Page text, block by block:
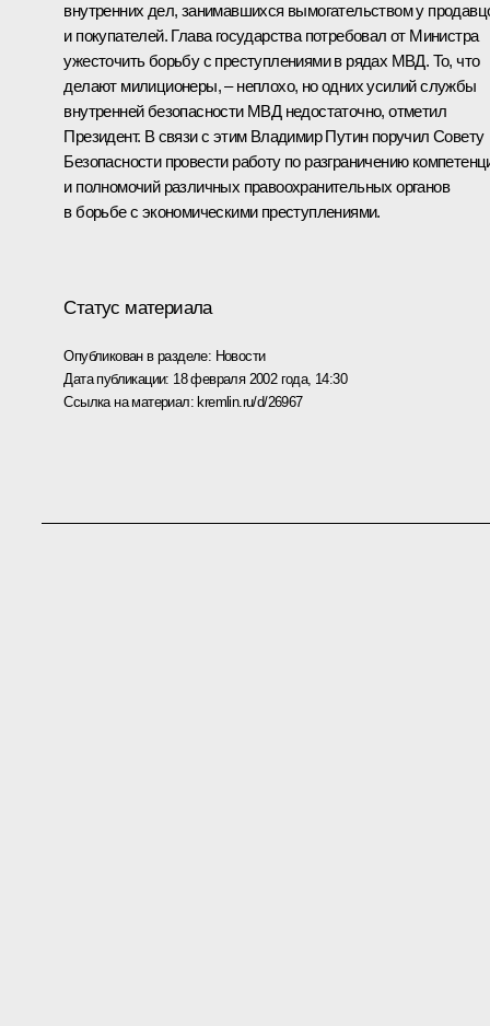
внутренних дел, занимавшихся вымогательством у
и покупателей. Глава государства потребовал от Министра
ужесточить борьбу с преступлениями в рядах МВД. То, что
делают милиционеры, – неплохо, но одних усилий службы
внутренней безопасности МВД недостаточно, отметил
Президент. В связи с этим Владимир Путин поручил Совету
Безопасности провести работу по разграничению
и полномочий различных правоохранительных органов
в борьбе с экономическими преступлениями.
Статус материала
Опубликован в разделе: Новости
Дата публикации: 18 февраля 2002 года, 14:30
Ссылка на материал:kremlin.ru/d/26967